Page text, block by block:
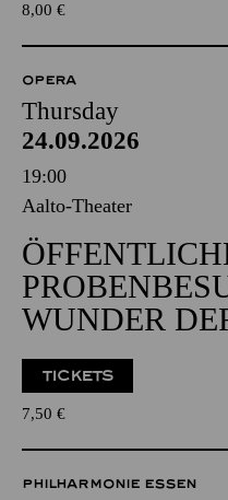
8,00 €
OPERA
Thursday
24.09.2026
19:00
Aalto-Theater
WUNDER
TICKETS
7,50 €
PHILHARMONIE ESSEN